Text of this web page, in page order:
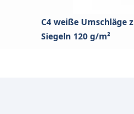
C4 weiße Umschläge
Siegeln 120 g/m²